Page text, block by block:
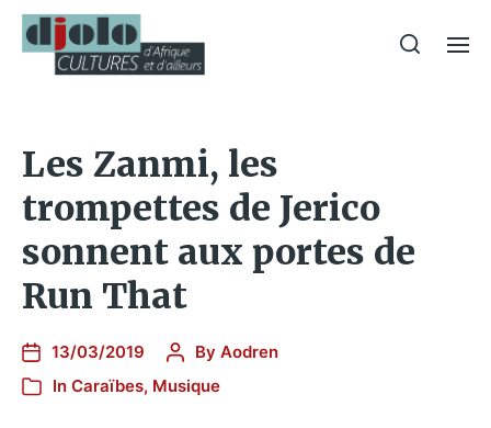
Les Zanmi, les
trompettes de Jerico
sonnent aux portes de
Run That
13/03/2019 By Aodren
In Caraïbes, Musique